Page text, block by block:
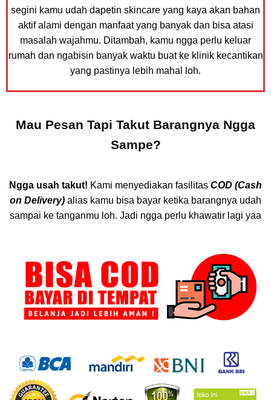
segini kamu udah dapetin skincare yang kaya akan bahan
aktif alami dengan manfaat yang banyak dan bisa atasi
masalah wajahmu. Ditambah, kamu ngga perlu keluar
rumah dan ngabisin banyak waktu buat ke klinik kecantikan
yang pastinya lebih mahal loh.
Mau Pesan Tapi Takut Barangnya Ngga
Sampe?
Ngga usah takut! Kami menyediakan fasilitas COD (Cash
on Delivery) alias kamu bisa bayar ketika barangnya udah
sampai ke tanganmu loh. Jadi ngga perlu khawatir lagi yaa